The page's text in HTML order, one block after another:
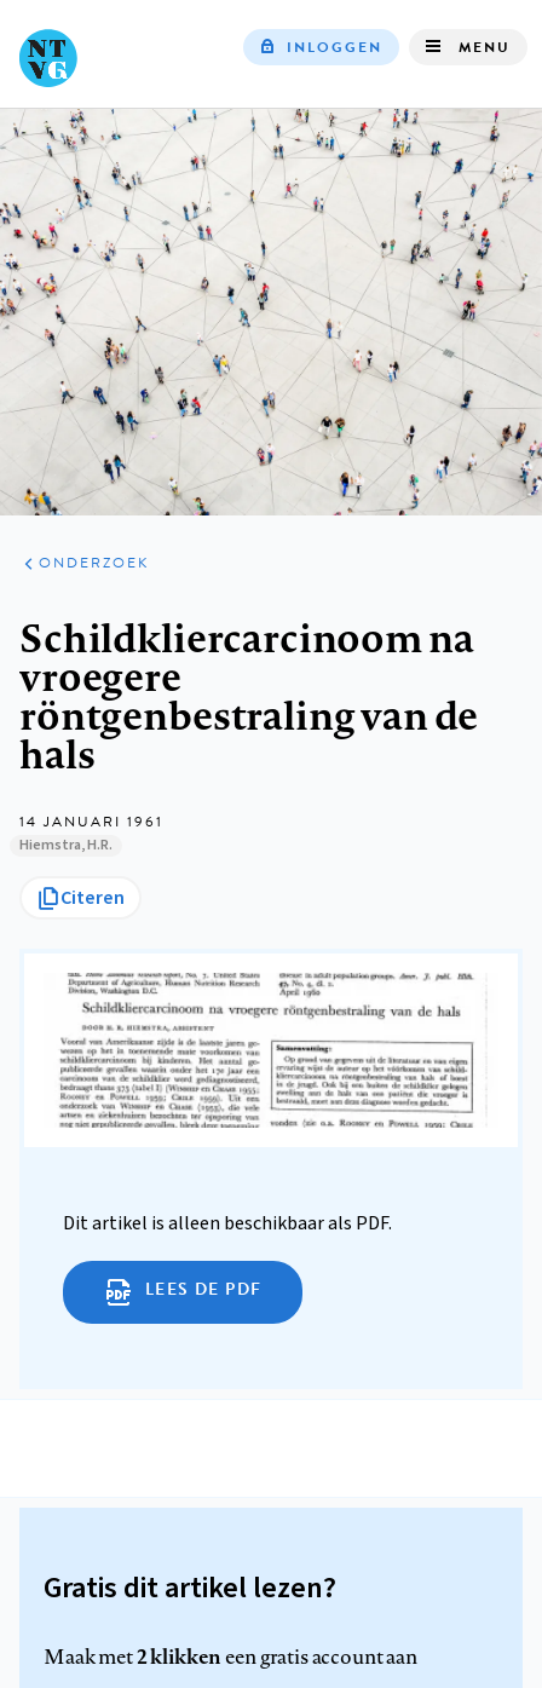
navigation
INLOGGEN MENU
ARTIKELEN
ONDERZOEK
ONDERZOEK
Schildkliercarcinoom na
vroegere
röntgenbestraling van de
hals
14 JANUARI 1961
Hiemstra, H.R.
Citeren
Dit artikel is alleen beschikbaar als PDF.
LEES DE PDF
Gratis dit artikel lezen?
Maak met2 klikkeneen gratis account aan